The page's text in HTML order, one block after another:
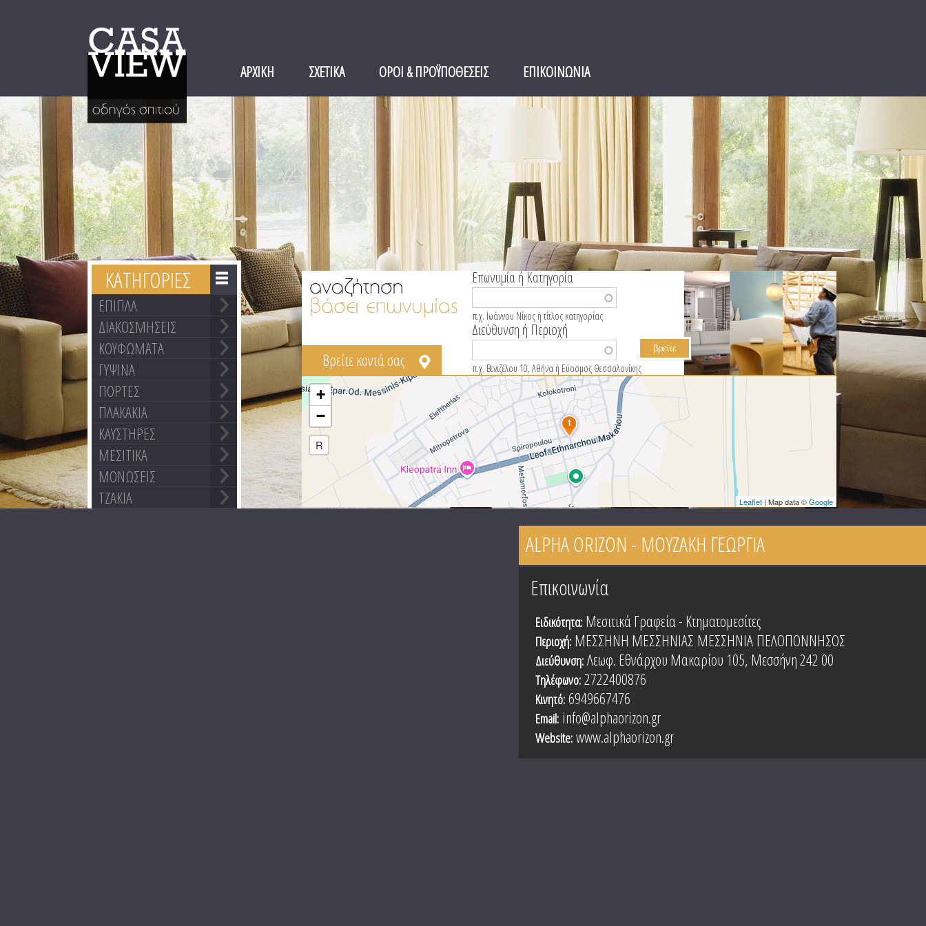
ΑΡΧΙΚΗ ΣΧΕΤΙΚΑ ΟΡΟΙ & ΠΡΟΫΠΟΘΕΣΕΙΣ ΕΠΙΚΟΙΝΩΝΙΑ
ΚΑΤΗΓΟΡΙΕΣ
ΕΠΙΠΛΑ
ΔΙΑΚΟΣΜΗΣΕΙΣ
ΚΟΥΦΩΜΑΤΑ
ΓΥΨΙΝΑ
ΠΟΡΤΕΣ
ΠΛΑΚΑΚΙΑ
ΚΑΥΣΤΗΡΕΣ
ΜΕΣΙΤΙΚΑ
ΜΟΝΩΣΕΙΣ
ΤΖΑΚΙΑ
Επωνυμία ή Κατηγορία
π.χ. Ιωάννου Νίκος ή τίτλος κατηγορίας
Διεύθυνση ή Περιοχή
π.χ. Βενιζέλου 10, Αθήνα ή Εύοσμος Θεσσαλονίκης
Βρείτε κοντά σας
1
+
−
R
Leaflet | Map data ©Google
ALPHA ORIZON - ΜΟΥΖΑΚΗ ΓΕΩΡΓΙΑ
Tabs group καταχώρησης
Επικοινωνία
Ειδικότητα: Μεσιτικά Γραφεία - Κτηματομεσίτες
Περιοχή: ΜΕΣΣΗΝΗ ΜΕΣΣΗΝΙΑΣ ΜΕΣΣΗΝΙΑ ΠΕΛΟΠΟΝΝΗΣΟΣ
Διεύθυνση:Λεωφ. Εθνάρχου Μακαρίου 105, Μεσσήνη 242 00
Τηλέφωνο:2722400876
Κινητό: 6949667476
Email: info@alphaorizon.gr
Website:www.alphaorizon.gr